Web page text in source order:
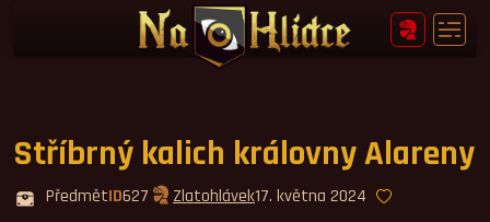
Stříbrný kalich královny Alareny
PředmětID627 Zlatohlávek17. května 2024